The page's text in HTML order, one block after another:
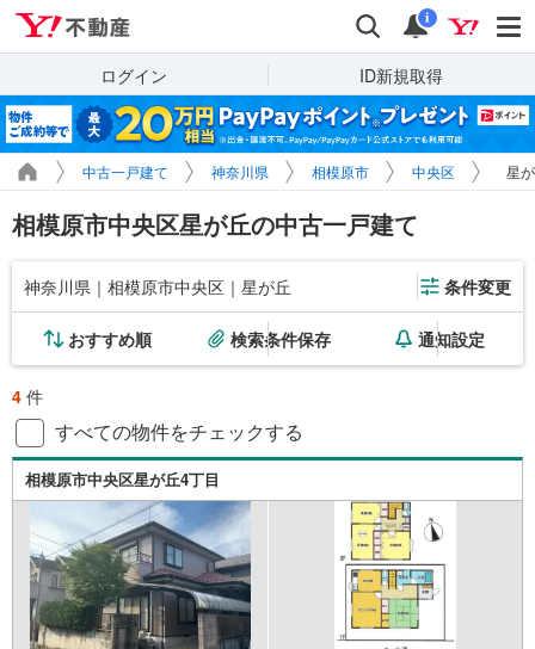
検索 通知
i
ログイン ID新規取得
中古一戸建て 神奈川県 相模原市 中央区 星
相模原市中央区星が丘の中古一戸建て
神奈川県｜相模原市中央区｜星が丘 条件変更
おすすめ順 検索条件保存 通知設定
4 件
すべての物件をチェックする
相模原市中央区星が丘4丁目